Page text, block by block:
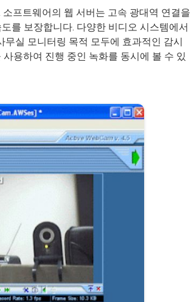
프트웨어의 웹 서버는 고속 광대역 연결을
를 보장합니다. 다양한 비디오 시스템에서
실 모니터링 목적 모두에 효과적인 감시
용하여 진행 중인 녹화를 동시에 볼 수 있